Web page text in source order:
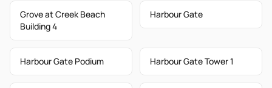
Grove at Creek Beach
Building 4
Harbour Gate
Harbour Gate Podium Harbour Gate Tower 1